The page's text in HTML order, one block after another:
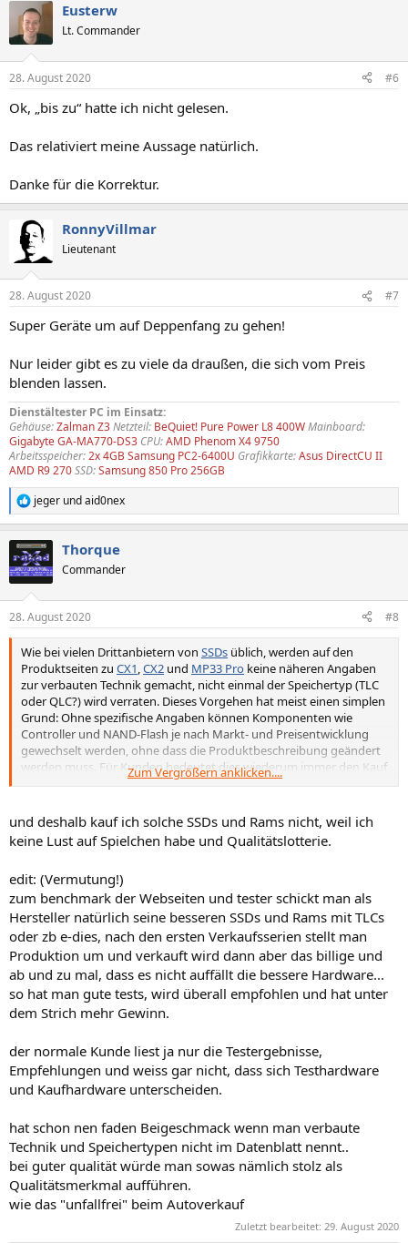
i
e
:
Eusterw
Lt. Commander
28. August 2020 #6
Ok, „bis zu“ hatte ich nicht gelesen.
Das relativiert meine Aussage natürlich.
Danke für die Korrektur.
RonnyVillmar
Lieutenant
28. August 2020 #7
Super Geräte um auf Deppenfang zu gehen!
Nur leider gibt es zu viele da draußen, die sich vom Preis
blenden lassen.
Dienstältester PC im Einsatz:
Gehäuse:Zalman Z3Netzteil: BeQuiet! Pure Power L8 400WMainboard:
Gigabyte GA-MA770-DS3 CPU:AMD Phenom X4 9750
Arbeitsspeicher:2x 4GB Samsung PC2-6400U Grafikkarte:Asus DirectCU II
AMD R9 270SSD:Samsung 850 Pro 256GB
R
e
k
t
i
e
n
jeger undaid0nex
Thorque
Commander
28. August 2020 #8
Wie bei vielen Drittanbietern von SSDs üblich, werden auf den
Produktseiten zu CX1 CX2 und MP33 Pro keine näheren Angaben
zur verbauten Technik gemacht, nicht einmal der Speichertyp (TLC
oder QLC?) wird verraten. Dieses Vorgehen hat meist einen simplen
Grund: Ohne spezifische Angaben können Komponenten wie
Controller und NAND-Flash je nach Markt- und Preisentwicklung
gewechselt werden, ohne dass die Produktbeschreibung geändert
werden muss. Für Kunden bedeutet dies wiederum immer den Kauf
.
Zum Vergrößern anklicken....
und deshalb kauf ich solche SSDs und Rams nicht, weil ich
keine Lust auf Spielchen habe und Qualitätslotterie.
edit: (Vermutung!)
zum benchmark der Webseiten und tester schickt man als
Hersteller natürlich seine besseren SSDs und Rams mit TLCs
oder zb e-dies, nach den ersten Verkaufsserien stellt man
Produktion um und verkauft wird dann aber das billige und
ab und zu mal, dass es nicht auffällt die bessere Hardware...
so hat man gute tests, wird überall empfohlen und hat unter
dem Strich mehr Gewinn.
der normale Kunde liest ja nur die Testergebnisse,
Empfehlungen und weiss gar nicht, dass sich Testhardware
und Kaufhardware unterscheiden.
hat schon nen faden Beigeschmack wenn man verbaute
Technik und Speichertypen nicht im Datenblatt nennt..
bei guter qualität würde man sowas nämlich stolz als
Qualitätsmerkmal aufführen.
wie das "unfallfrei" beim Autoverkauf
Zuletzt bearbeitet: 29. August 2020